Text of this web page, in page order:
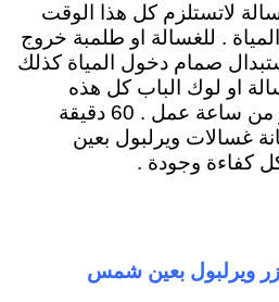
لاتستلزم كل هذا الوقت
. للغسالة او طلمبة خروج
صمام دخول المياة كذلك
او لوك الباب كل هذه
الاعطال لاتستغرق اكثر من ساعة عمل . 60 دقيقة
غسالات ويرلبول بعين
كفاءة وجودة .
ويرلبول بعين شمس